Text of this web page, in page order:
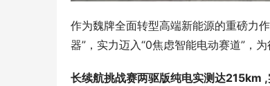
作为魏牌全面转型高端新能源的重磅力
器”，实力迈入“0焦虑智能电动赛道”，
长续航挑战赛两驱版纯电实测达215km